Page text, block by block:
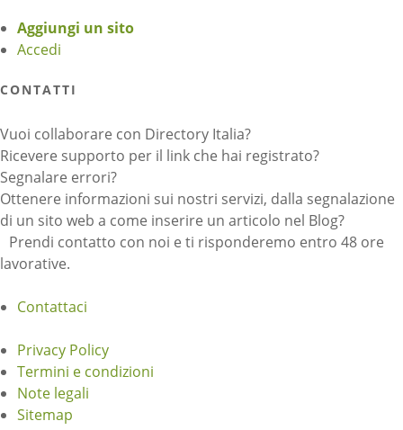
Aggiungi un sito
Accedi
CONTATTI
Vuoi collaborare con Directory Italia?
Ricevere supporto per il link che hai registrato?
Segnalare errori?
Ottenere informazioni sui nostri servizi, dalla segnalazione
di un sito web a come inserire un articolo nel Blog?
Prendi contatto con noi e ti risponderemo entro 48 ore
lavorative.
Contattaci
Privacy Policy
Termini e condizioni
Note legali
Sitemap